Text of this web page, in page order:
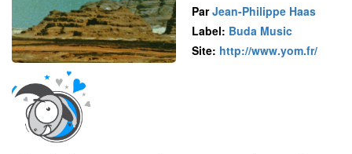
ParJean-Philippe Haas
Label: Buda Music
Site: http://www.yom.fr/